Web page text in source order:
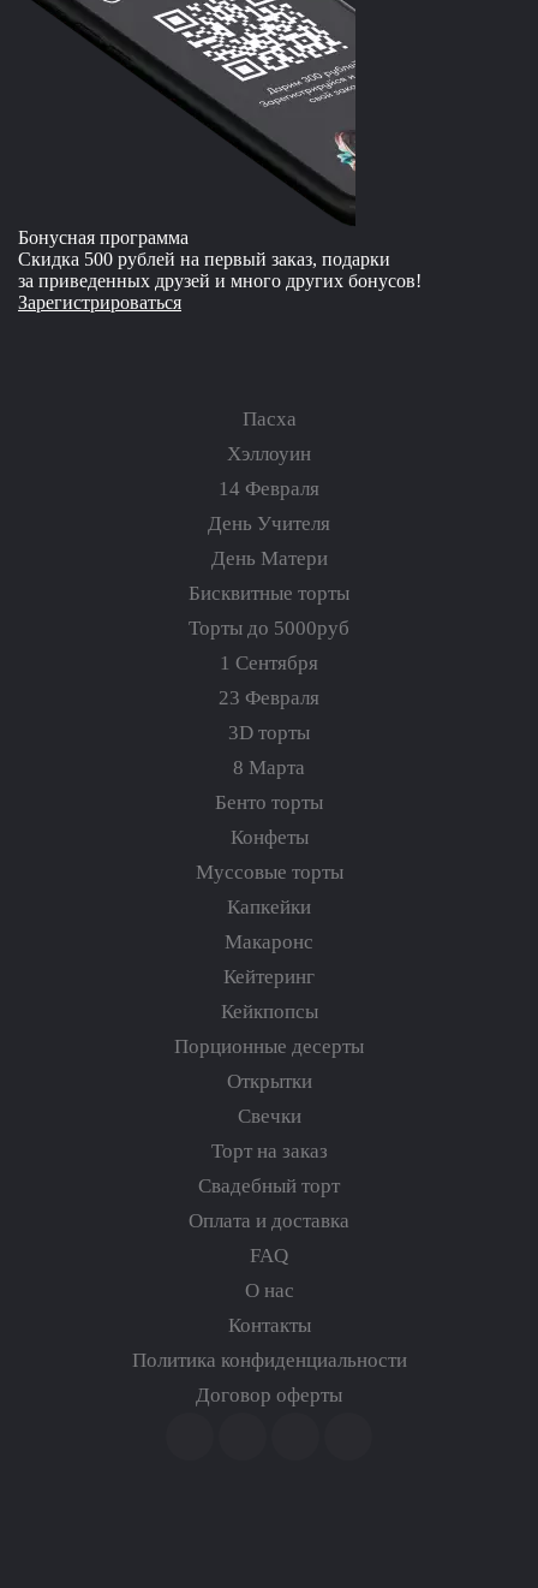
Бонусная программа
Скидка 500 рублей на первый заказ, подарки
за приведенных друзей и много других бонусов!
Зарегистрироваться
Пасха
Хэллоуин
14 Февраля
День Учителя
День Матери
Бисквитные торты
Торты до 5000руб
1 Сентября
23 Февраля
3D торты
8 Марта
Бенто торты
Конфеты
Муссовые торты
Капкейки
Макаронс
Кейтеринг
Кейкпопсы
Порционные десерты
Открытки
Свечки
Торт на заказ
Свадебный торт
Оплата и доставка
FAQ
О нас
Контакты
Политика конфиденциальности
Договор оферты